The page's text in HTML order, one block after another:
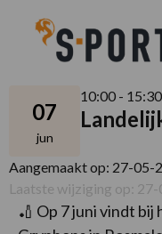
07
jun
10:00 - 15:30
Aangemaakt op: 27-05-
Laatste wijziging op:
🏏 Op 7 juni vindt